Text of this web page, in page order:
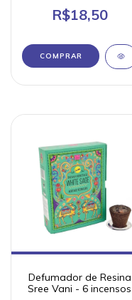
R$18,50
Defumador de Resina
Sree Vani - 6 incensos